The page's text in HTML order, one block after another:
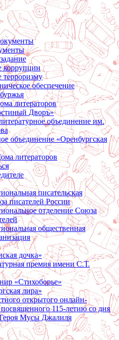
коррупции
терроризму
обеспечение
литераторов
Дворъ»
объединение им.
объединение «Оренбургская
литераторов
писательская
писателей России
отделение Союза
общественная
дочка»
премия имени С.Т.
«Стихоборье»
лира»
открытого онлайн-
115-летию со дня
Мусы Джалиля